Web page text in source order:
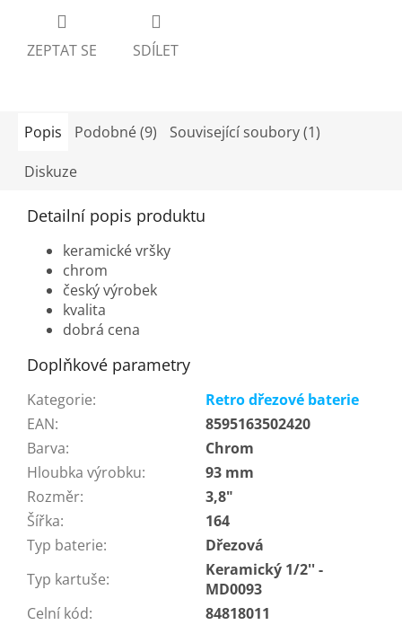
ZEPTAT SE SDÍLET
Popis Podobné (9)
Související soubory (1)
Diskuze
Detailní popis produktu
keramické vršky
chrom
český výrobek
kvalita
dobrá cena
Doplňkové parametry
Kategorie:
Retro dřezové baterie
EAN:
8595163502420
Barva:
Chrom
Hloubka výrobku:
93 mm
Rozměr:
3,8"
Šířka:
164
Typ baterie:
Dřezová
Typ kartuše:
Keramický 1/2'' -
MD0093
Celní kód: 84818011